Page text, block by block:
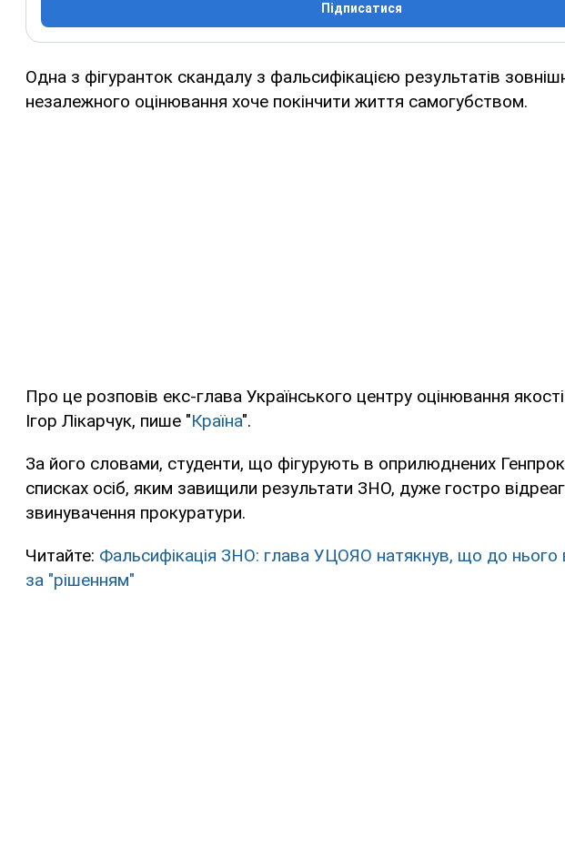
Підписатися
Одна з фігуранток скандалу з фальсифікацією результатів
незалежного оцінювання хоче покінчити життя самогубством.
Про це розповів екс-глава Українського центру оцінювання
Ігор Лікарчук, пише "Країна".
За його словами, студенти, що фігурують в оприлюднених
списках осіб, яким завищили результати ЗНО, дуже гостро
звинувачення прокуратури.
Читайте: Фальсифікація ЗНО: глава УЦОЯО натякнув, що до нього
за "рішенням"